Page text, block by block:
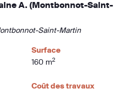
A. (Montbonnot-Saint-
Saint-Martin
Surface
160 m2
Coût des travaux